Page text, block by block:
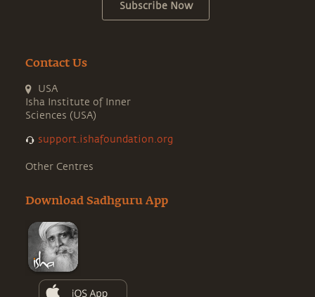
Subscribe Now
Contact Us
USA
Isha Institute of Inner
Sciences (USA)
support.ishafoundation.org
Other Centres
Download Sadhguru App